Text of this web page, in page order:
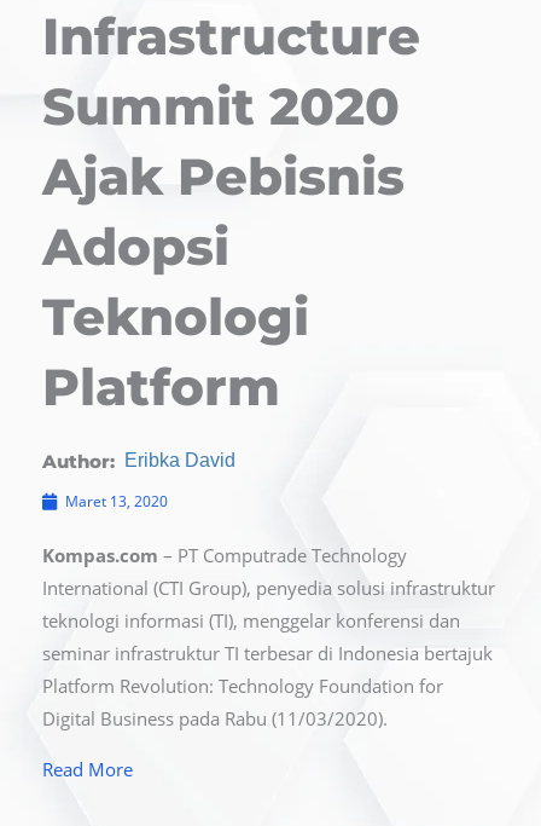
Infrastructure
Summit 2020
Ajak Pebisnis
Adopsi
Teknologi
Platform
Author: Eribka David
Maret 13, 2020
Kompas.com – PT Computrade Technology
International (CTI Group), penyedia solusi infrastruktur
teknologi informasi (TI), menggelar konferensi dan
seminar infrastruktur TI terbesar di Indonesia bertajuk
Platform Revolution: Technology Foundation for
Digital Business pada Rabu (11/03/2020).
Read More